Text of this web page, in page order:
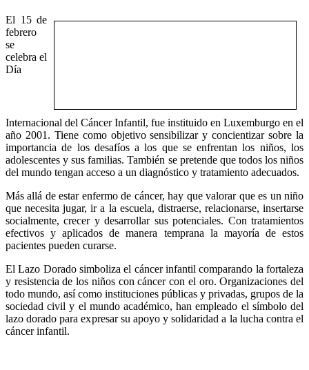
El 15 de
febrero
se
celebra el
Día
Internacional del Cáncer Infantil, fue instituido en Luxemburgo en el
año 2001. Tiene como objetivo sensibilizar y concientizar sobre la
importancia de los desafíos a los que se enfrentan los niños, los
adolescentes y sus familias. También se pretende que todos los niños
del mundo tengan acceso a un diagnóstico y tratamiento adecuados.
Más allá de estar enfermo de cáncer, hay que valorar que es un niño
que necesita jugar, ir a la escuela, distraerse, relacionarse, insertarse
socialmente, crecer y desarrollar sus potenciales. Con tratamientos
efectivos y aplicados de manera temprana la mayoría de estos
pacientes pueden curarse.
El Lazo Dorado simboliza el cáncer infantil comparando la fortaleza
y resistencia de los niños con cáncer con el oro. Organizaciones del
todo mundo, así como instituciones públicas y privadas, grupos de la
sociedad civil y el mundo académico, han empleado el símbolo del
lazo dorado para expresar su apoyo y solidaridad a la lucha contra el
cáncer infantil.